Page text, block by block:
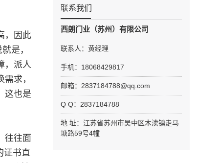
联系我们
西朗门业（苏州）有限公司
联系人：黄经理
手机：18068429817
邮箱： 2837184788@qq.com
Q Q： 2837184788
地 址：江苏省苏州市吴中区木渎镇走马
塘路59号4幢
，因此
是，
，派人
求，
这也是
往往面
证书直